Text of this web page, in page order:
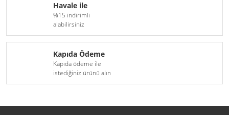
Havale ile
%15 indirimli
alabilirsiniz
Kapıda Ödeme
Kapıda ödeme ile
istediğiniz ürünü alın